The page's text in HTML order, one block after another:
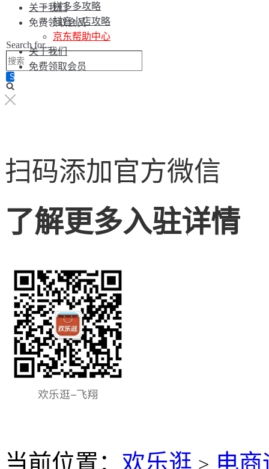
关于我们
免费领取会员
Search for...
拼多多攻略
抖音小店攻略
京东帮助中心
关于我们
免费领取会员
扫码添加官方微信
了解更多入驻详情
当前位置： 欢乐逛 > 电